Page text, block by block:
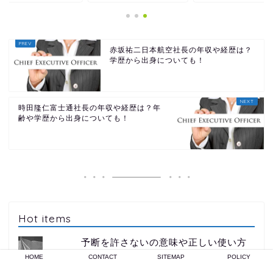
赤坂祐二日本航空社長の年収や経歴は？
学歴から出身についても！
時田隆仁富士通社長の年収や経歴は？年
齢や学歴から出身についても！
Hot items
予断を許さないの意味や正しい使い方
の例文！類語や英語表記も！
HOME CONTACT SITEMAP POLICY